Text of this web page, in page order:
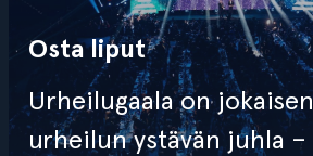
Osta liput
Urheilugaala on jokaisen
urheilun ystävän juhla –